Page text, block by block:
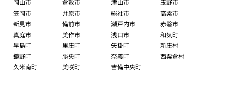
岡山市 倉敷市 津山市
玉野市
笠岡市
井原市 総社市
高梁市
新見市
備前市 瀬戸内市
赤磐市
真庭市
美作市 浅口市
和気町
早島町
里庄町 矢掛町
新庄村
鏡野町
勝央町 奈義町
西粟倉村
久米南町
美咲町 吉備中央町